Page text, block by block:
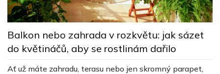
Balkon nebo zahrada v rozkvětu: jak sázet
do květináčů, aby se rostlinám dařilo
Ať už máte zahradu, terasu nebo jen skromný parapet,